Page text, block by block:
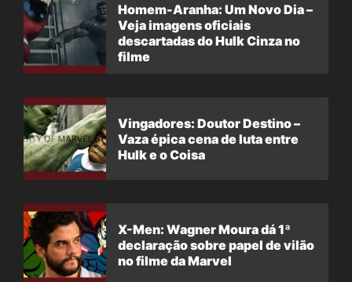
Homem-Aranha: Um Novo Dia –
Veja imagens oficiais
descartadas do Hulk Cinza no
filme
Vingadores: Doutor Destino –
Vaza épica cena de luta entre
Hulk e o Coisa
X-Men: Wagner Moura dá 1ª
declaração sobre papel de vilão
no filme da Marvel